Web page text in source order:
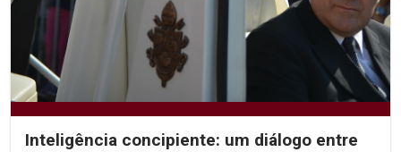
Inteligência concipiente: um diálogo entre